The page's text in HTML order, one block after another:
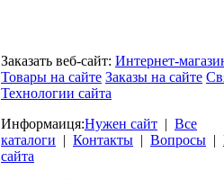
Заказать веб-сайт: Интернет-
Товары на сайте Заказы на сайте
Технологии сайта
Информаиця:Нужен сайт | Все
каталоги | Контакты | Вопросы |
сайта